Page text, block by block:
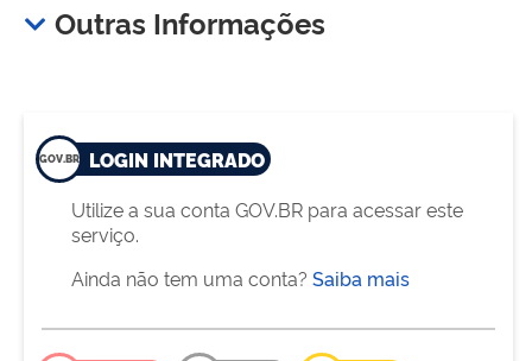
Outras Informações
LOGIN INTEGRADO
Utilize a sua conta GOV.BR para acessar este
serviço.
Ainda não tem uma conta? Saiba mais